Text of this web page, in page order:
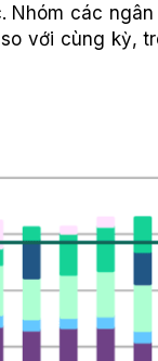
Nhóm các
với cùng kỳ,